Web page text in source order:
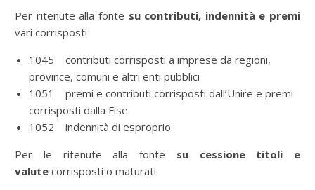
Per ritenute alla fonte su contributi, indennità e premi
vari corrisposti
1045 contributi corrisposti a imprese da regioni,
province, comuni e altri enti pubblici
1051 premi e contributi corrisposti dall’Unire e premi
corrisposti dalla Fise
1052 indennità di esproprio
Per le ritenute alla fonte su cessione titoli e
valute corrisposti o maturati